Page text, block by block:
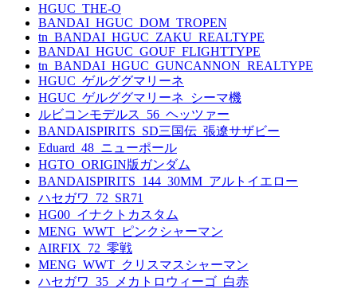
HGUC_THE-O
BANDAI_HGUC_DOM_TROPEN
tn_BANDAI_HGUC_ZAKU_REALTYPE
BANDAI_HGUC_GOUF_FLIGHTTYPE
tn_BANDAI_HGUC_GUNCANNON_REALTYPE
HGUC_ゲルググマリーネ
HGUC_ゲルググマリーネ_シーマ機
ルビコンモデルス_56_ヘッツァー
BANDAISPIRITS_SD三国伝_張遼サザビー
Eduard_48_ニューポール
HGTO_ORIGIN版ガンダム
BANDAISPIRITS_144_30MM_アルトイエロー
ハセガワ_72_SR71
HG00_イナクトカスタム
MENG_WWT_ピンクシャーマン
AIRFIX_72_零戦
MENG_WWT_クリスマスシャーマン
ハセガワ_35_メカトロウィーゴ_白赤